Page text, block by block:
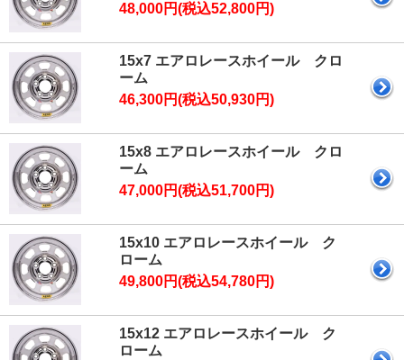
48,000円(税込52,800円)
15x7 エアロレースホイール クロ
ーム
46,300円(税込50,930円)
15x8 エアロレースホイール クロ
ーム
47,000円(税込51,700円)
15x10 エアロレースホイール ク
ローム
49,800円(税込54,780円)
15x12 エアロレースホイール ク
ローム